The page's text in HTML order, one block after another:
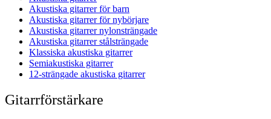
Akustiska gitarrer för barn
Akustiska gitarrer för nybörjare
Akustiska gitarrer nylonsträngade
Akustiska gitarrer stålsträngade
Klassiska akustiska gitarrer
Semiakustiska gitarrer
12-strängade akustiska gitarrer
Gitarrförstärkare